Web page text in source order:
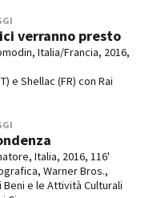
verranno presto
Italia/Francia, 2016,
e Shellac (FR) con Rai
Italia, 2016, 116'
Warner Bros.,
e le Attività Culturali